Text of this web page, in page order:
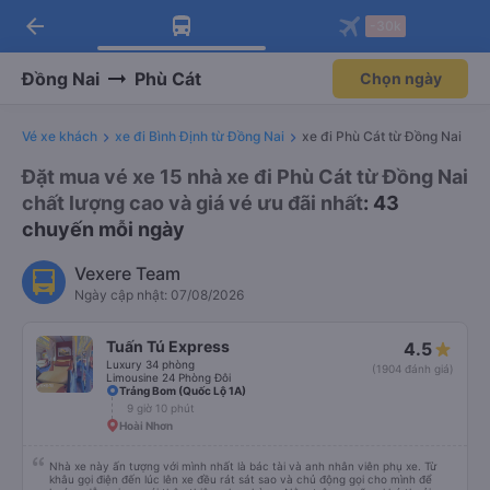
Tải app Vexere ngay!
Nhận ưu đãi thành viên độc
Mở app
Tải app Vexere
-30k/ghế khi đặt vé máy bay qua
Mở app
arrow_back
Đồng Nai Phù Cát Chọn ngày
Vé xe khách xe đi Bình Định từ Đồng Nai xe đi Phù Cát từ Đồng Nai
Đặt mua vé xe 15 nhà xe đi Phù Cát từ Đồng Nai
chất lượng cao và giá vé ưu đãi nhất: 43
chuyến mỗi ngày
Vexere Team
Ngày cập nhật: 07/08/2026
Tuấn Tú Express
Luxury 34 phòng
Limousine 24 Phòng Đôi
4.5
(1904 đánh giá)
Trảng Bom (Quốc Lộ 1A)
9 giờ 10 phút
Hoài Nhơn
Nhà xe này ấn tượng với mình nhất là bác tài và anh nhân viên phụ xe. Từ
khâu gọi điện đến lúc lên xe đều rát sát sao và chủ động gọi cho mình để